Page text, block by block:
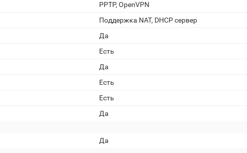
PPTP, OpenVPN
Поддержка NAT, DHCP сервер
Да
Есть
Да
Есть
Есть
Да
Да